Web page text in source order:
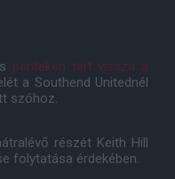
pénteken tért vissza a
a Southend Unitednél
szóhoz.
részét Keith Hill
folytatása érdekében.